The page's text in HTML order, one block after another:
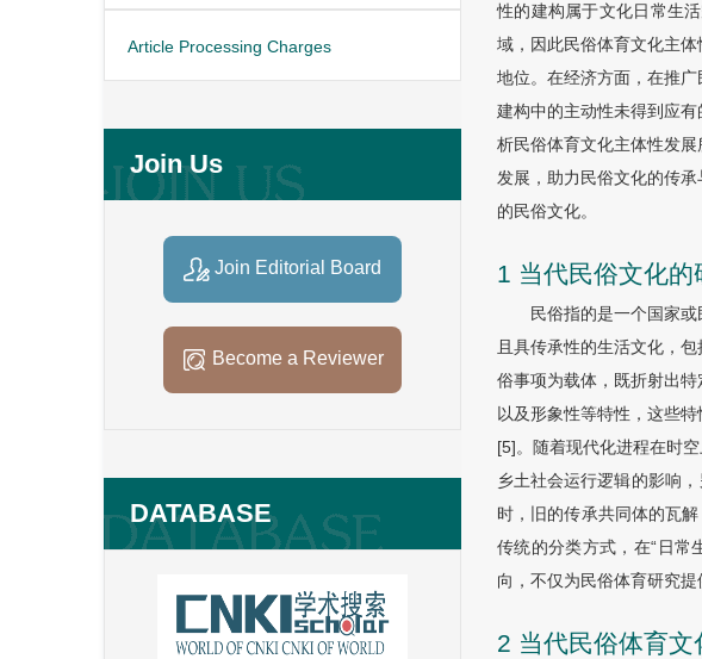
Article Processing Charges
Join Us
Join Editorial Board
Become a Reviewer
DATABASE
性的建构属于文化日常生
域，因此民俗体育文化主
地位。在经济方面，在推
建构中的主动性未得到应
析民俗体育文化主体性发
发展，助力民俗文化的传
的民俗文化。
1 当代民俗文化的
民俗指的是一个国家
且具传承性的生活文化，
俗事项为载体，既折射出
以及形象性等特性，这些
[5]。随着现代化进程在时
乡土社会运行逻辑的影响
时，旧的传承共同体的瓦
传统的分类方式，在“日常
向，不仅为民俗体育研究提
2 当代民俗体育